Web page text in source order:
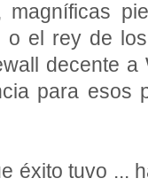
o el rey de
decente
para esos
éxito tuvo ...